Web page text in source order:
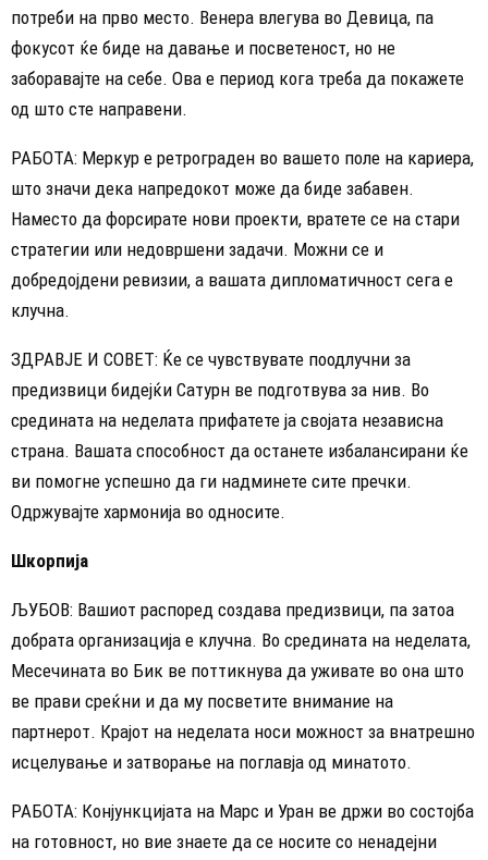
потреби на прво место. Венера влегува во Девица, па
фокусот ќе биде на давање и посветеност, но не
заборавајте на себе. Ова е период кога треба да покажете
од што сте направени.
РАБОТА: Меркур е ретрограден во вашето поле на кариера,
што значи дека напредокот може да биде забавен.
Наместо да форсирате нови проекти, вратете се на стари
стратегии или недовршени задачи. Можни се и
добредојдени ревизии, а вашата дипломатичност сега е
клучна.
ЗДРАВЈЕ И СОВЕТ: Ќе се чувствувате поодлучни за
предизвици бидејќи Сатурн ве подготвува за нив. Во
средината на неделата прифатете ја својата независна
страна. Вашата способност да останете избалансирани ќе
ви помогне успешно да ги надминете сите пречки.
Одржувајте хармонија во односите.
Шкорпија
ЉУБОВ: Вашиот распоред создава предизвици, па затоа
добрата организација е клучна. Во средината на неделата,
Месечината во Бик ве поттикнува да уживате во она што
ве прави среќни и да му посветите внимание на
партнерот. Крајот на неделата носи можност за внатрешно
исцелување и затворање на поглавја од минатото.
РАБОТА: Конјункцијата на Марс и Уран ве држи во состојба
на готовност, но вие знаете да се носите со ненадејни